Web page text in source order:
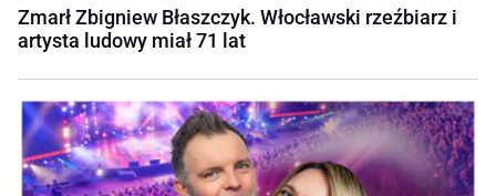
Zmarł Zbigniew Błaszczyk. Włocławski rzeźbiarz i
artysta ludowy miał 71 lat